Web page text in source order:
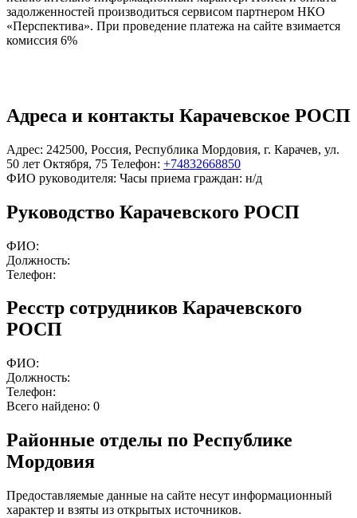
задолженностей производиться сервисом партнером НКО
«Перспектива». При проведение платежа на сайте взимается
комиссия 6%
Адреса и контакты Карачевское РОСП
Адрес: 242500, Россия, Республика Мордовия, г. Карачев, ул.
50 лет Октября, 75 Телефон: +74832668850
ФИО руководителя: Часы приема граждан: н/д
Руководство Карачевского РОСП
ФИО:
Должность:
Телефон:
Ресстр сотрудников Карачевского
РОСП
ФИО:
Должность:
Телефон:
Всего найдено: 0
Районные отделы по Республике
Мордовия
Предоставляемые данные на сайте несут информационный
характер и взяты из открытых источников.